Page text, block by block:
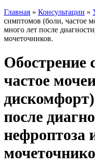
Главная » Консультации »
симптомов (боли, частое
много лет после
мочеточников.
Обострение
частое
после
нефроптоза